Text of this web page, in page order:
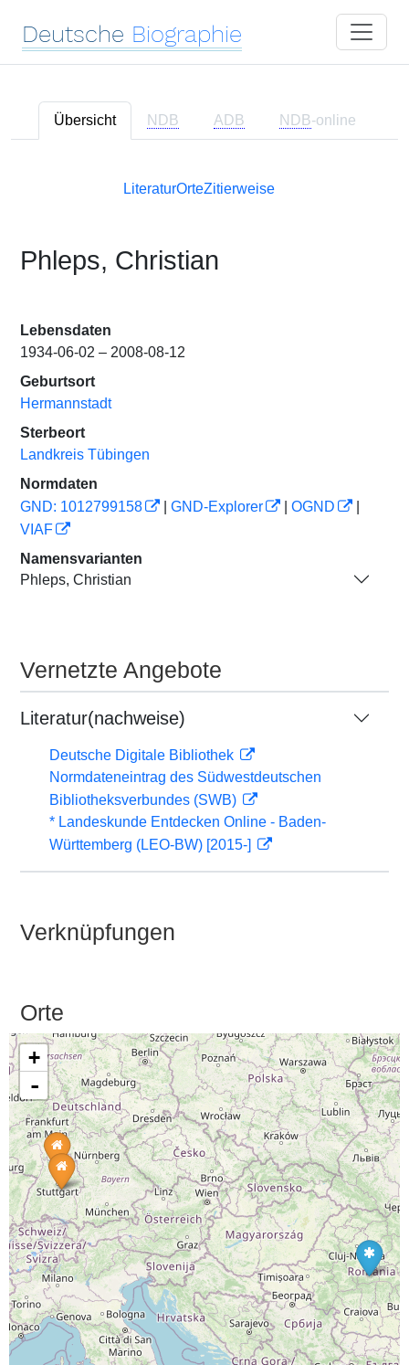
Deutsche Biographie
Übersicht NDB ADB NDB-online
LiteraturOrteZitierweise
Phleps, Christian
Lebensdaten
1934-06-02 – 2008-08-12
Geburtsort
Hermannstadt
Sterbeort
Landkreis Tübingen
Normdaten
GND: 1012799158
GND-Explorer OGND
VIAF
Namensvarianten
Phleps, Christian
Vernetzte Angebote
Literatur(nachweise)
Deutsche Digitale Bibliothek
Normdateneintrag des Südwestdeutschen
Bibliotheksverbundes (SWB)
* Landeskunde Entdecken Online - Baden-
Württemberg (LEO-BW) [2015-]
Verknüpfungen
Orte
+
-